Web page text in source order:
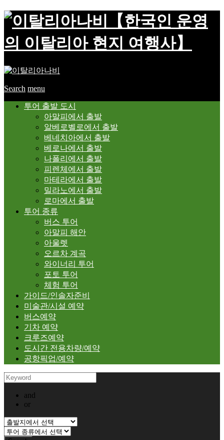
【한국인 운영
의 이탈리아 현지 여행사】
Search menu
투어 출발 도시
아말피에서 출발
알베로벨로에서 출발
베네치아에서 출발
베로나에서 출발
나폴리에서 출발
피렌체에서 출발
마테라에서 출발
밀라노에서 출발
로마에서 출발
투어 종류
버스 투어
아말피 해안
아울렛
오르차 계곡
와이너리 투어
포토 투어
체험 투어
가이드/인솔자준비
미술관/시설 예약
버스예약
기차 예약
크루즈예약
도시간 전용차량/예약
공항픽업/예약
and
or